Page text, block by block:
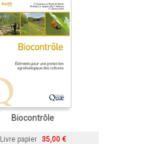
Biocontrôle
Livre papier 35,00 €